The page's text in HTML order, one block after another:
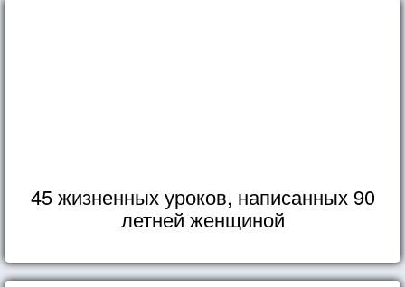
45 жизненных уроков, написанных 90
летней женщиной